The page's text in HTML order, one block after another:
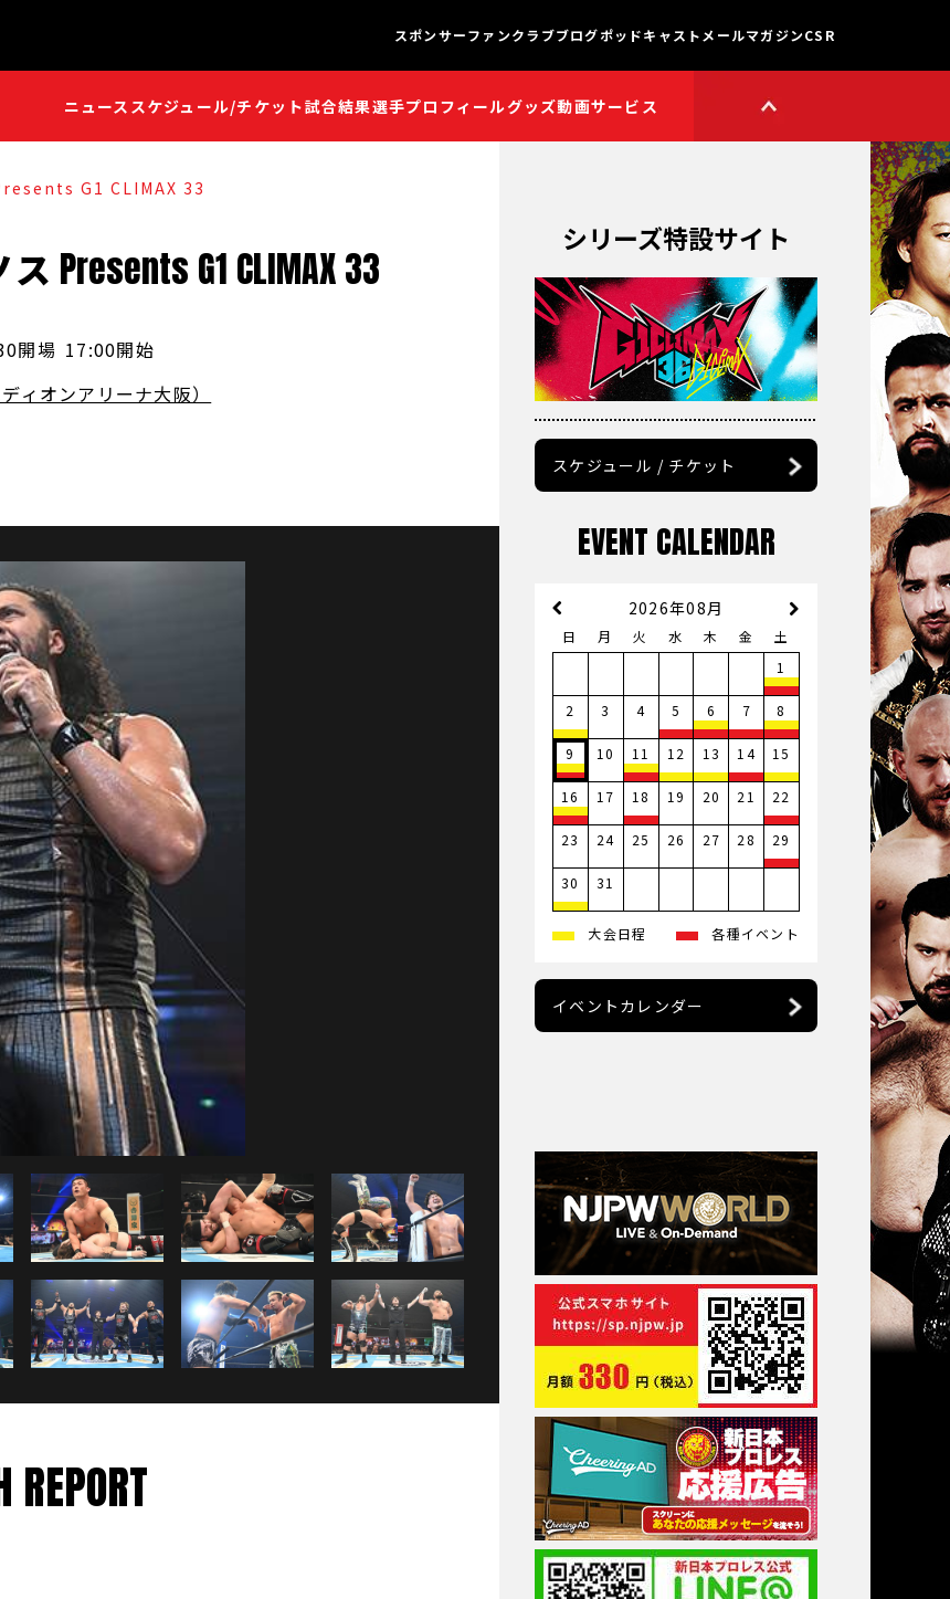
ニュース スケジュール/チケット試合結果選手プロフィールグッズ動画サービス
獣神サンダー・ライガー
矢野通プロデュース!!
スイーツ真壁チャンネル
聖帝タイチのゲーム実況
チャンネル
鷹木信悟ちゃんねる
オーカーンチャンネル
スポンサーファンクラブブログポッドキャスト メールマガジンCSR
G1 CLIMAX 33
ス Presents G1 CLIMAX33
開場 17:00開始
ィオンアリーナ大阪）
REPORT
シリーズ特設サイト
スケジュール / チケット
EVENT CALENDAR
2026年08月
日 月 火 水 木 金
土
1
2 3 4 5 6 7 8
9 10 11 12 13 14 15
16 17 18 19 20 21 22
23 24 25 26 27 28 29
30 31
大会日程 各種イベント
イベントカレンダー